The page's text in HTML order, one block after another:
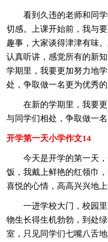
看到久违的老师和同
切感。上课开始前，我与
趣事，大家谈得津津有味
认真听讲，感觉所有的新
学期里，我要更加努力地
处，争取做一名更为优秀
在新的学期里，我要
与同学们相处，争取做一
开学第一天小学作文14
今天是开学的第一天
饭，我戴上鲜艳的红领巾
喜悦的心情，高高兴兴地上
一进学校大门，校园
物生长得生机勃勃，到处
室，只见同学们七嘴八舌